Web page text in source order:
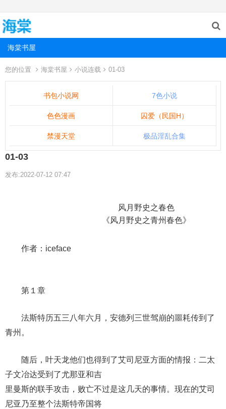
海棠书屋
您的位置 海棠书屋 小说连载 01-03
书包小说网 7色小说
色色漫画 囚爱（民国H）
禁漫天堂 极品淫乱合集
01-03
发布:2022-07-12 07:47
风月野史之春色
《风月野史之青州春色》
作者：iceface
第１章
法斯特历五三八年六月，安德列三世驾崩的噩耗传到了
青州。
随后，叶天龙他们也得到了艾司尼亚方面的情报：二太
子文冶达受到了尤那亚和吉
里曼斯的联手攻击，败亡不过是这几天的事情。现在的艾司
尼亚乃至整个法斯特帝国将